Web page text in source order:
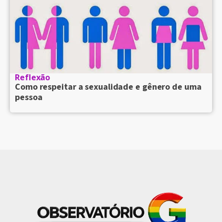
Reflexão
Como respeitar a sexualidade e gênero de uma
pessoa